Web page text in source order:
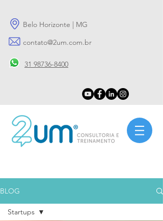
Belo Horizonte | MG
contato@2um.com.br
31 98736-8400
BLOG
Startups